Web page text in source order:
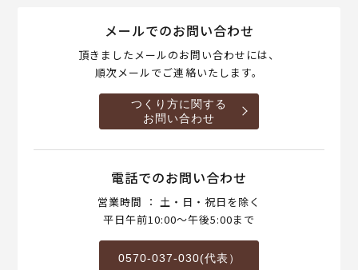
メールでのお問い合わせ
頂きましたメールのお問い合わせには、
順次メールでご連絡いたします。
つくり方に関する
お問い合わせ
電話でのお問い合わせ
営業時間 ： 土・日・祝日を除く
平日午前10:00～午後5:00まで
0570-037-030(代表）